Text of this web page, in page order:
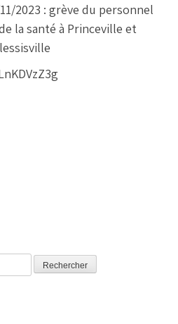
2023 : grève du personnel
la santé à Princeville et